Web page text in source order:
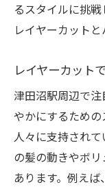
るスタイルに挑
レイヤーカットと
レイヤーカット
津田沼駅周辺で
やかにするため
人々に支持され
の髪の動きやボ
あります。例え